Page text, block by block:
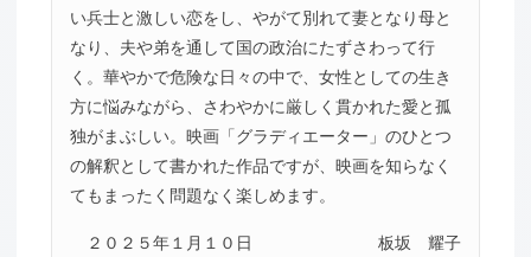
い兵士と激しい恋をし、やがて別れて妻となり母と
なり、夫や弟を通して国の政治にたずさわって行
く。華やかで危険な日々の中で、女性としての生き
方に悩みながら、さわやかに厳しく貫かれた愛と孤
独がまぶしい。映画「グラディエーター」のひとつ
の解釈として書かれた作品ですが、映画を知らなく
てもまったく問題なく楽しめます。
２０２５年１月１０日 板坂 耀子